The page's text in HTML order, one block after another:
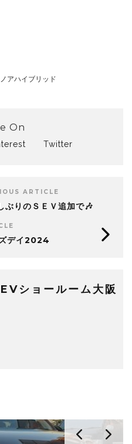
ノアハイブリッド
On
Twitter
ARTICLE
ぶりのＳＥＶ追加で🎶
デイ2024
ショールーム大阪